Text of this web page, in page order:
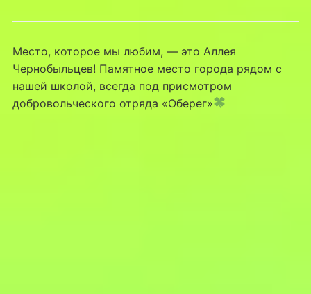
Место, которое мы любим, — это Аллея
Чернобыльцев! Памятное место города рядом с
нашей школой, всегда под присмотром
добровольческого отряда «Оберег»